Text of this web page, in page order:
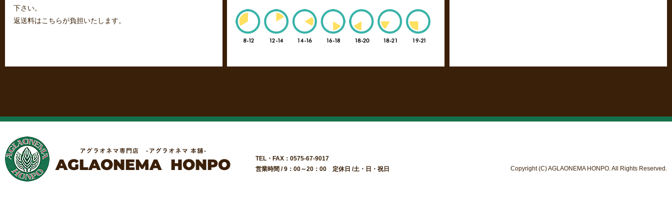
下さい。
返送料はこちらが負担いたします。
TEL・FAX：0575-67-9017
営業時間 / 9：00～20：00 定休日 /土・日・祝日
Copyright (C) AGLAONEMA HONPO. All Rights Reserved.